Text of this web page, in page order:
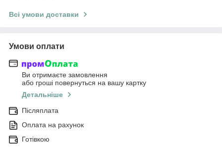
Всі умови доставки
Умови оплати
Ви отримаєте замовлення
або гроші повернуться на вашу картку
Детальніше
Післяплата
Оплата на рахунок
Готівкою